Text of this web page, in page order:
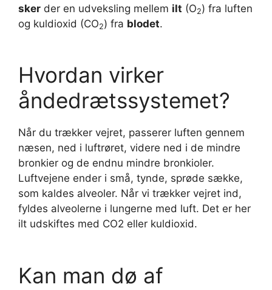
sker der en udveksling mellem ilt (O2) fra luften
og kuldioxid (CO2) fra blodet.
Hvordan virker
åndedrætssystemet?
Når du trækker vejret, passerer luften gennem
næsen, ned i luftrøret, videre ned i de mindre
bronkier og de endnu mindre bronkioler.
Luftvejene ender i små, tynde, sprøde sække,
som kaldes alveoler. Når vi trækker vejret ind,
fyldes alveolerne i lungerne med luft. Det er her
ilt udskiftes med CO2 eller kuldioxid.
Kan man dø af